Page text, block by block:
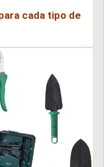
cada tipo de